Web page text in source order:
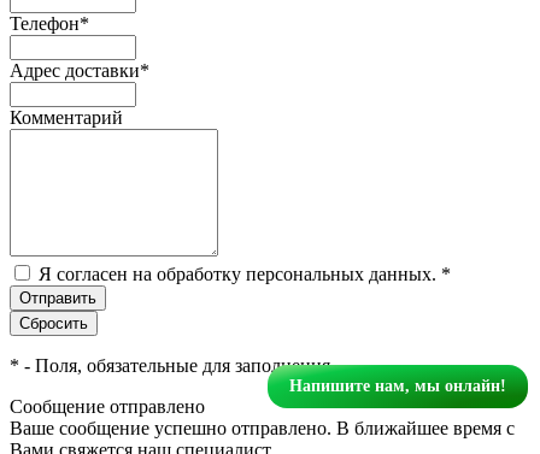
Телефон*
Адрес доставки*
Комментарий
Я согласен на обработку персональных данных. *
* - Поля, обязательные для заполнения
Сообщение отправлено
Ваше сообщение успешно отправлено. В ближайшее время с
Вами свяжется наш специалист
Напишите нам, мы онлайн!